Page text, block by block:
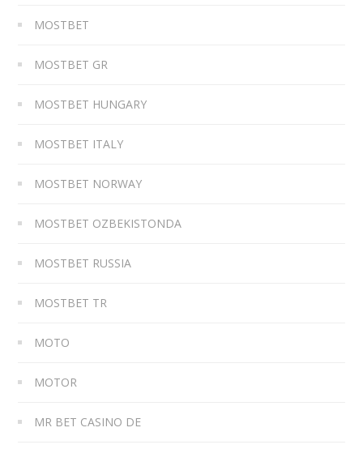
MOSTBET
MOSTBET GR
MOSTBET HUNGARY
MOSTBET ITALY
MOSTBET NORWAY
MOSTBET OZBEKISTONDA
MOSTBET RUSSIA
MOSTBET TR
MOTO
MOTOR
MR BET CASINO DE